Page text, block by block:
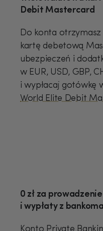
Debit Mastercard
Do konta
kartę debetową
ubezpieczeń i
w EUR, USD, GBP,
i wypłacaj gotówkę
World Elite Debit
0 zł za
i wypłaty z